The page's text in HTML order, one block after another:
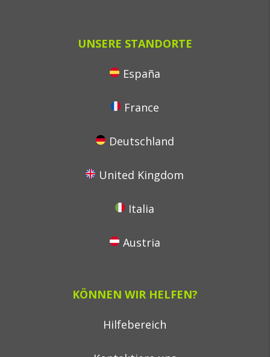
UNSERE STANDORTE
España
France
Deutschland
United Kingdom
Italia
Austria
KÖNNEN WIR HELFEN?
Hilfebereich